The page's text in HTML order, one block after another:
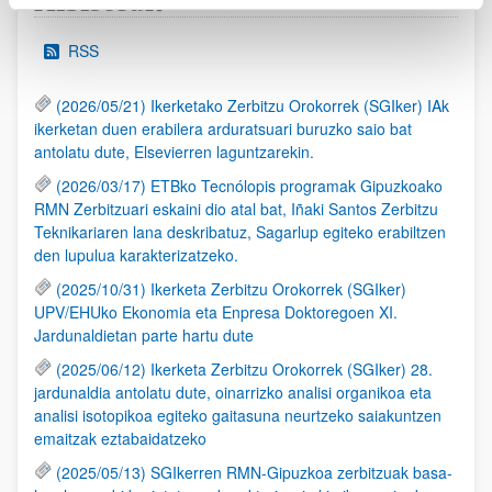
RSS
(2026/05/21) Ikerketako Zerbitzu Orokorrek (SGIker) IAk
ikerketan duen erabilera arduratsuari buruzko saio bat
antolatu dute, Elsevierren laguntzarekin.
(2026/03/17) ETBko Tecnólopis programak Gipuzkoako
RMN Zerbitzuari eskaini dio atal bat, Iñaki Santos Zerbitzu
Teknikariaren lana deskribatuz, Sagarlup egiteko erabiltzen
den lupulua karakterizatzeko.
(2025/10/31) Ikerketa Zerbitzu Orokorrek (SGIker)
UPV/EHUko Ekonomia eta Enpresa Doktoregoen XI.
Jardunaldietan parte hartu dute
(2025/06/12) Ikerketa Zerbitzu Orokorrek (SGIker) 28.
jardunaldia antolatu dute, oinarrizko analisi organikoa eta
analisi isotopikoa egiteko gaitasuna neurtzeko saiakuntzen
emaitzak eztabaidatzeko
(2025/05/13) SGIkerren RMN-Gipuzkoa zerbitzuak basa-